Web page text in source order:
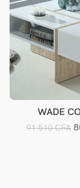
WADE
91 510CFA